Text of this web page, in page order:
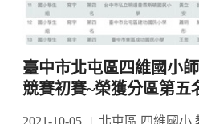
臺中市北屯區四維國小
競賽初賽~榮獲分區第五
2021-10-05 北屯區 四維國小